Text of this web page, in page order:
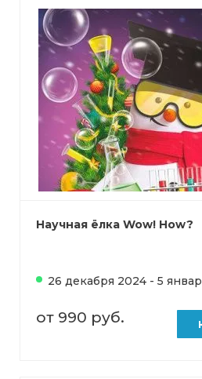
Научная ёлка Wow! How?
26 декабря 2024 - 5
от 990 руб.